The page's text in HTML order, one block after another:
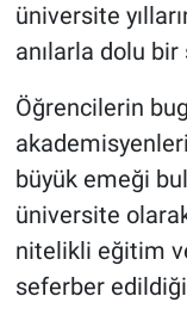
üniversite
anılarla dolu
Öğrencilerin
büyük emeği
üniversite
nitelikli eğitim
seferber